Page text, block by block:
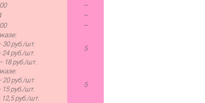
—
—
—
руб./шт.
24 руб./шт.
18 руб./шт.
5
руб./шт.
15 руб./шт.
руб./шт.
5